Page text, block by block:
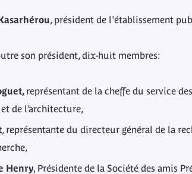
, président de l'établissement
son président, dix-huit membres:
représentant de la cheffe du service
de l’architecture,
, représentante du directeur général de la
Henry, Présidente de la Société des amis